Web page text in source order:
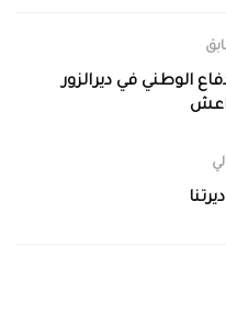
الوطني في ديرالزور